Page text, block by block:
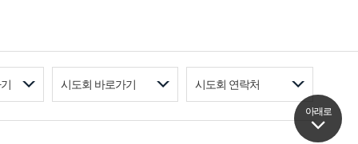
아래로
시도회 바로가기 시도회 연락처
아래로